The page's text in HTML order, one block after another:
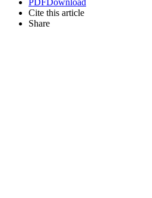
Cite this article
Share